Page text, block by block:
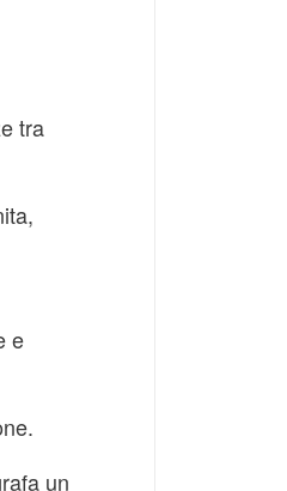
tra
e
un